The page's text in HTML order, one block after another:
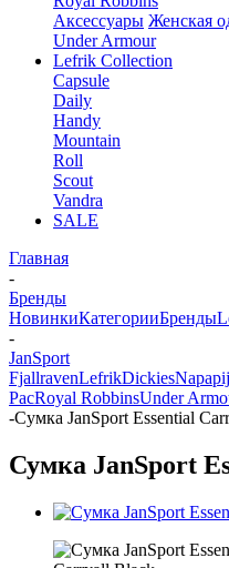
Аксессуары Женская
Under Armour
Lefrik Collection
Capsule
Daily
Handy
Mountain
Roll
Scout
Vandra
SALE
Главная
-
Бренды
НовинкиКатегорииБренды
-
JanSport
FjallravenLefrikDickies
PacRoyal RobbinsUnder
-Сумка JanSport Essential
Сумка JanSport